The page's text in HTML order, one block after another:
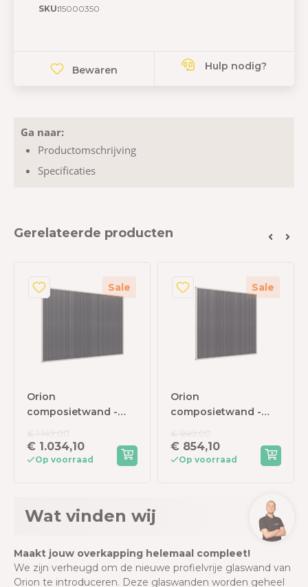
SKU:15000350
Bewaren Hulp nodig?
Ga naar:
Productomschrijving
Specificaties
Gerelateerde producten
Sale
Orion
composietwand -
4m kant -
Kiezelgrijs/antraciet
€ 1.034,10
Op voorraad
Sale
Orion
composietwand -
3m kant -
Kiezelgrijs/antraciet
€ 854,10
Op voorraad
Wat vinden wij
Maakt jouw overkapping helemaal compleet!
We zijn verheugd om de nieuwe profielvrije glaswand van
Orion te introduceren. Deze glaswanden worden geheel